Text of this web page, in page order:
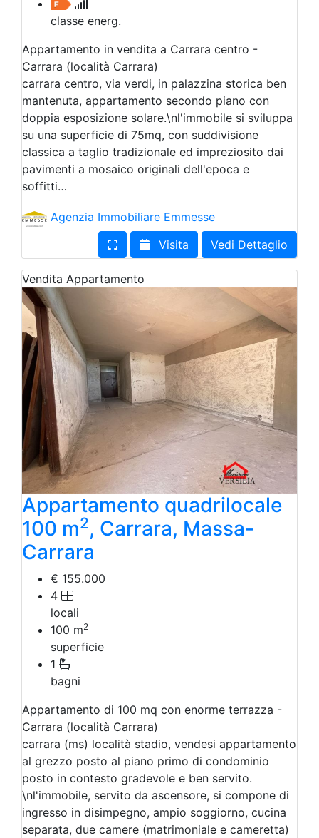
classe energ.
Appartamento in vendita a Carrara centro -
Carrara (località Carrara)
carrara centro, via verdi, in palazzina storica ben
mantenuta, appartamento secondo piano con
doppia esposizione solare.\nl'immobile si sviluppa
su una superficie di 75mq, con suddivisione
classica a taglio tradizionale ed impreziosito dai
pavimenti a mosaico originali dell'epoca e
soffitti…
Agenzia Immobiliare Emmesse
Visita
Vedi Dettaglio
Vendita Appartamento
Appartamento quadrilocale
100 m2, Carrara, Massa-
Carrara
€ 155.000
4
locali
100 m2
superficie
1
bagni
Appartamento di 100 mq con enorme terrazza -
Carrara (località Carrara)
carrara (ms) località stadio, vendesi appartamento
al grezzo posto al piano primo di condominio
posto in contesto gradevole e ben servito.
\nl'immobile, servito da ascensore, si compone di
ingresso in disimpegno, ampio soggiorno, cucina
separata, due camere (matrimoniale e cameretta)